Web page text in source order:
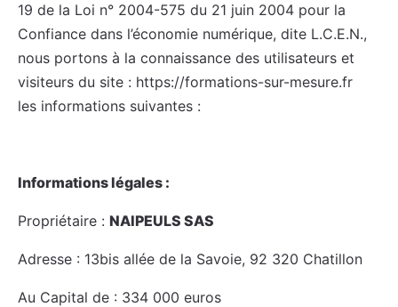
19 de la Loi n° 2004-575 du 21 juin 2004 pour la
Confiance dans l’économie numérique, dite L.C.E.N.,
nous portons à la connaissance des utilisateurs et
visiteurs du site : https://formations-sur-mesure.fr
les informations suivantes :
Informations légales :
Propriétaire : NAIPEULS SAS
Adresse : 13bis allée de la Savoie, 92 320 Chatillon
Au Capital de : 334 000 euros